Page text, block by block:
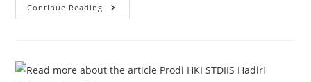
Continue Reading Pengumuman
Penerima
Tahap
2